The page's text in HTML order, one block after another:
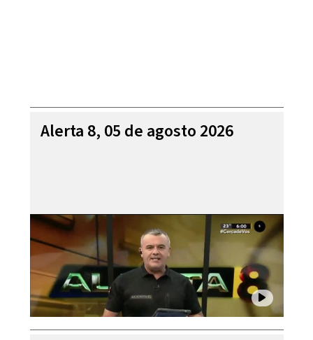
Alerta 8, 05 de agosto 2026